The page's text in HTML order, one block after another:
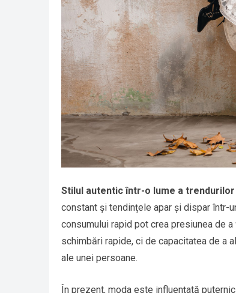
Stilul autentic într-o lume a
constant și tendințele apar și dispar într-
consumului rapid pot crea presiunea de
schimbări rapide, ci de capacitatea de a
ale unei persoane.
În prezent, moda este influențată